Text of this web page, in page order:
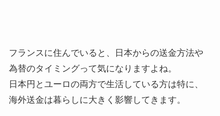
フランスに住んでいると、日本からの送金方法や
為替のタイミングって気になりますよね。
日本円とユーロの両方で生活している方は特に、
海外送金は暮らしに大きく影響してきます。